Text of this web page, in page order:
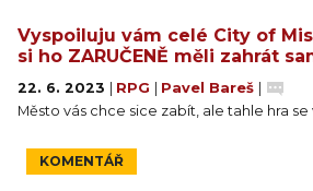
Vyspoiluju vám celé City of
si ho ZARUČENĚ měli zahrát
22. 6. 2023 | RPG | Pavel Bareš |
Město vás chce sice zabít, ale tahle hra se
KOMENTÁŘ